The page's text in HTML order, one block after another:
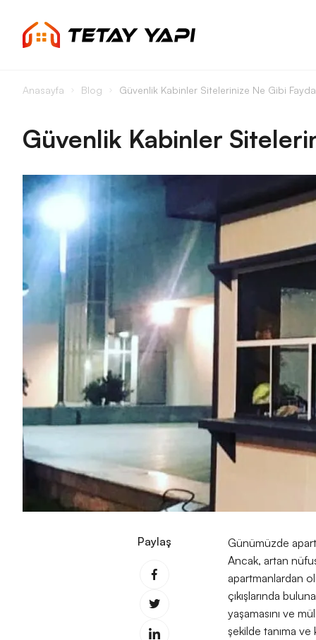
Anasayfa Blog Güvenlik Kabinler Sitelerinize Ne Gibi
Güvenlik Kabinler
Paylaş
Günümüzde
Ancak, artan
apartmanlardan
çıkışlarında
yaşamasını ve
şekilde tanıma ve